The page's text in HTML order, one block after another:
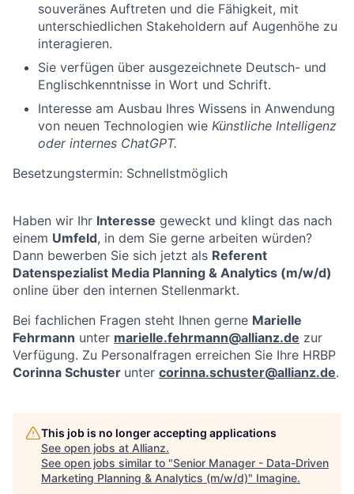
souveränes Auftreten und die Fähigkeit, mit
unterschiedlichen Stakeholdern auf Augenhöhe zu
interagieren.
Sie verfügen über ausgezeichnete Deutsch- und
Englischkenntnisse in Wort und Schrift.
Interesse am Ausbau Ihres Wissens in Anwendung
von neuen Technologien wie Künstliche Intelligenz
oder internes ChatGPT.
Besetzungstermin: Schnellstmöglich
Haben wir Ihr Interesse geweckt und klingt das nach
einem Umfeld, in dem Sie gerne arbeiten würden?
Dann bewerben Sie sich jetzt als Referent
Datenspezialist Media Planning & Analytics (m/w/d)
online über den internen Stellenmarkt.
Bei fachlichen Fragen steht Ihnen gerne Marielle
Fehrmann unter marielle.fehrmann@allianz.de zur
Verfügung. Zu Personalfragen erreichen Sie Ihre HRBP
Corinna Schuster unter corinna.schuster@allianz.de.
This job is no longer accepting applications
See open jobs at Allianz.
See open jobs similar to "Senior Manager - Data-Driven
Marketing Planning & Analytics (m/w/d)" Imagine.